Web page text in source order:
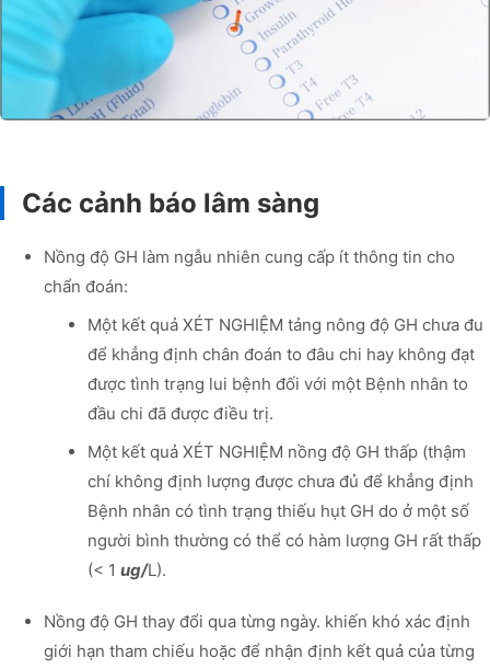
Các cảnh báo lâm sàng
Nồng độ GH làm ngẫu nhiên cung cấp ít thông tin cho
chẩn đoán:
Một kết quả XÉT NGHIỆM tảng nông độ GH chưa đu
để khẳng định chân đoán to đâu chi hay không đạt
được tình trạng lui bệnh đối với một Bệnh nhân to
đầu chi đã được điều trị.
Một kết quả XÉT NGHIỆM nồng độ GH thấp (thậm
chí không định lượng được chưa đủ để khẳng định
Bệnh nhân có tình trạng thiếu hụt GH do ở một số
người bình thường có thể có hàm lượng GH rất thấp
(< 1 ug/L).
Nồng độ GH thay đổi qua từng ngày. khiến khó xác định
giới hạn tham chiếu hoặc để nhận định kết quả của từng